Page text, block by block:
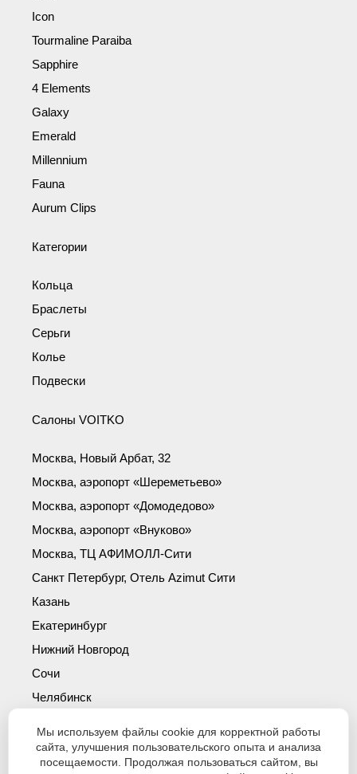
Icon
Tourmaline Paraiba
Sapphire
4 Elements
Galaxy
Emerald
Millennium
Fauna
Aurum Clips
Категории
Кольца
Браслеты
Серьги
Колье
Подвески
Салоны VOITKO
Москва, Новый Арбат, 32
Москва, аэропорт «Шереметьево»
Москва, аэропорт «Домодедово»
Москва, аэропорт «Внуково»
Москва, ТЦ АФИМОЛЛ-Сити
Санкт Петербург, Отель Azimut Сити
Казань
Екатеринбург
Нижний Новгород
Сочи
Челябинск
Новосибирск
Уфа
Мы используем файлы cookie для корректной работы
сайта, улучшения пользовательского опыта и анализа
посещаемости. Продолжая пользоваться сайтом, вы